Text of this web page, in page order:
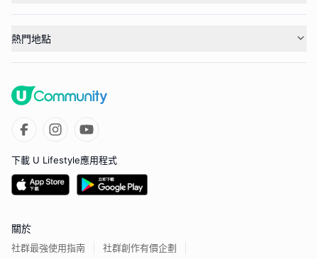
熱門地點
下載 U Lifestyle應用程式
關於
社群最強使用指南 社群創作有價企劃